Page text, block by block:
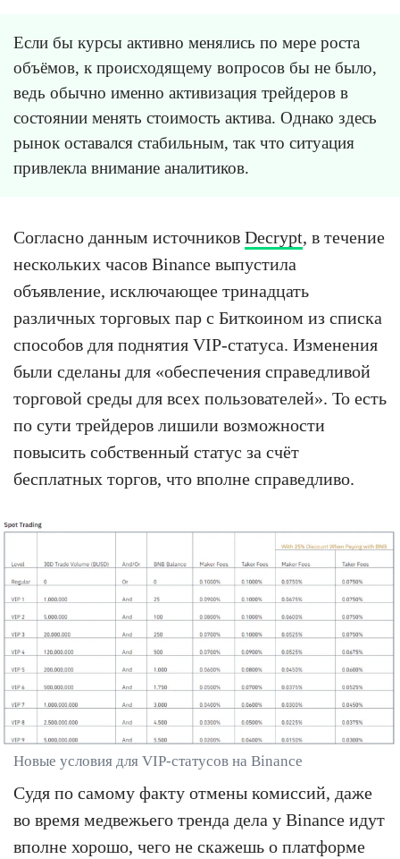
Если бы курсы активно менялись по мере роста
объёмов, к происходящему вопросов бы не было,
ведь обычно именно активизация трейдеров в
состоянии менять стоимость актива. Однако здесь
рынок оставался стабильным, так что ситуация
привлекла внимание аналитиков.
Согласно данным источников Decrypt, в течение
нескольких часов Binance выпустила
объявление, исключающее тринадцать
различных торговых пар с Биткоином из списка
способов для поднятия VIP-статуса. Изменения
были сделаны для «обеспечения справедливой
торговой среды для всех пользователей». То есть
по сути трейдеров лишили возможности
повысить собственный статус за счёт
бесплатных торгов, что вполне справедливо.
Новые условия для VIP-статусов на Binance
Судя по самому факту отмены комиссий, даже
во время медвежьего тренда дела у Binance идут
вполне хорошо, чего не скажешь о платформе